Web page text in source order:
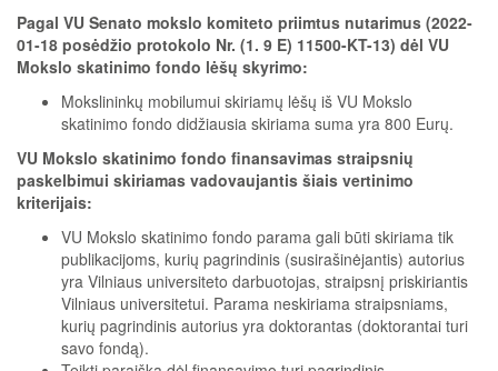
Pagal VU Senato mokslo komiteto priimtus nutarimus (2022-
01-18 posėdžio protokolo Nr. (1. 9 E) 11500-KT-13) dėl VU
Mokslo skatinimo fondo lėšų skyrimo:
Mokslininkų mobilumui skiriamų lėšų iš VU Mokslo
skatinimo fondo didžiausia skiriama suma yra 800 Eurų.
VU Mokslo skatinimo fondo finansavimas straipsnių
paskelbimui skiriamas vadovaujantis šiais vertinimo
kriterijais:
VU Mokslo skatinimo fondo parama gali būti skiriama tik
publikacijoms, kurių pagrindinis (susirašinėjantis) autorius
yra Vilniaus universiteto darbuotojas, straipsnį priskiriantis
Vilniaus universitetui. Parama neskiriama straipsniams,
kurių pagrindinis autorius yra doktorantas (doktorantai turi
savo fondą).